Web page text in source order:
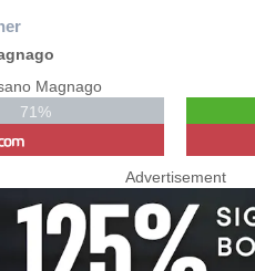
Magnago
71%
Advertisement